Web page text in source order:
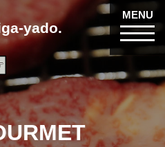
yado.
MENU